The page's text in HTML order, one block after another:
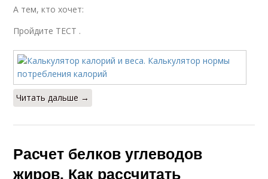
А тем, кто хочет:
Пройдите ТЕСТ .
Читать дальше →
Расчет белков углеводов
жиров. Как рассчитать